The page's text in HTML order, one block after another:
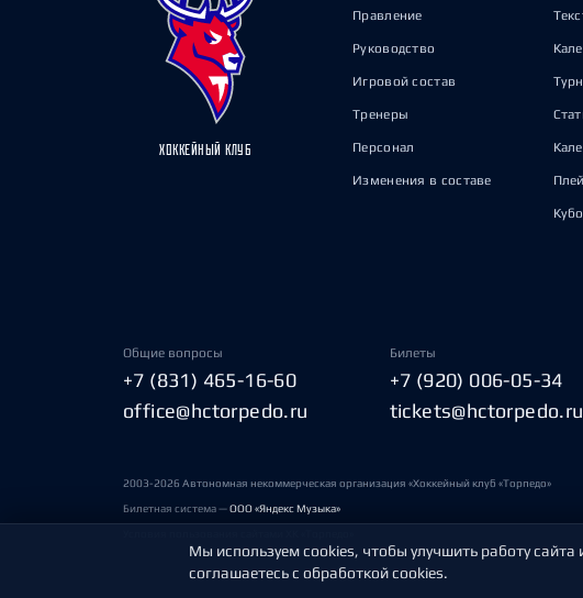
ХОККЕЙНЫЙ КЛУБ
Правление
Руководство
Игровой состав
Тренеры
Персонал
Изменения в составе
Общие вопросы
+7 (831) 465-16-60
office@hctorpedo.ru
Билеты
+7 (920) 006-05-34
tickets@hctorpedo.ru
2003-2026 Автономная некоммерческая организация «Хоккейный клуб «Торпедо»
Билетная система —ООО «Яндекс Музыка»
Мы используем cookies, чтобы улучшить работу
соглашаетесь с обработкой cookies.